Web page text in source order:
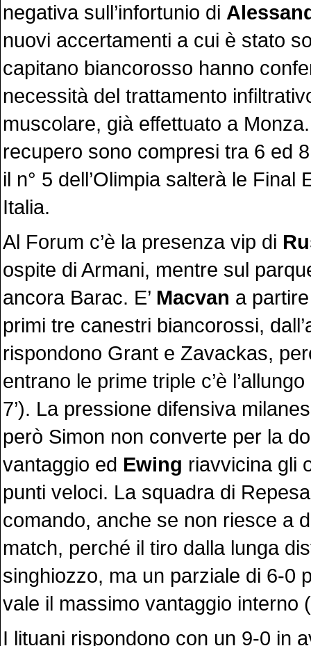
negativa sull’infortunio di
nuovi accertamenti a cui è stato
capitano biancorosso hanno
necessità del trattamento
muscolare, già effettuato a
recupero sono compresi tra 6 ed
il n° 5 dell’Olimpia salterà le Final
Italia.
Al Forum c’è la presenza vip di
ospite di Armani, mentre sul
ancora Barac. E’ Macvan a
primi tre canestri biancorossi,
rispondono Grant e Zavackas,
entrano le prime triple c’è
7’). La pressione difensiva
però Simon non converte per la
vantaggio ed Ewing riavvicina gli
punti veloci. La squadra di
comando, anche se non riesce a
match, perché il tiro dalla lunga
singhiozzo, ma un parziale di 6-0
vale il massimo vantaggio interno
I lituani rispondono con un 9-0 in